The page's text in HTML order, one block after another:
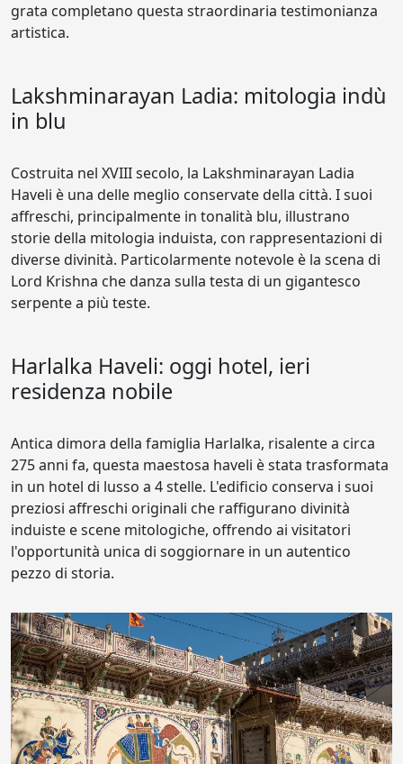
grata completano questa straordinaria testimonianza
artistica.
Lakshminarayan Ladia: mitologia indù
in blu
Costruita nel XVIII secolo, la Lakshminarayan Ladia
Haveli è una delle meglio conservate della città. I suoi
affreschi, principalmente in tonalità blu, illustrano
storie della mitologia induista, con rappresentazioni di
diverse divinità. Particolarmente notevole è la scena di
Lord Krishna che danza sulla testa di un gigantesco
serpente a più teste.
Harlalka Haveli: oggi hotel, ieri
residenza nobile
Antica dimora della famiglia Harlalka, risalente a circa
275 anni fa, questa maestosa haveli è stata trasformata
in un hotel di lusso a 4 stelle. L'edificio conserva i suoi
preziosi affreschi originali che raffigurano divinità
induiste e scene mitologiche, offrendo ai visitatori
l'opportunità unica di soggiornare in un autentico
pezzo di storia.